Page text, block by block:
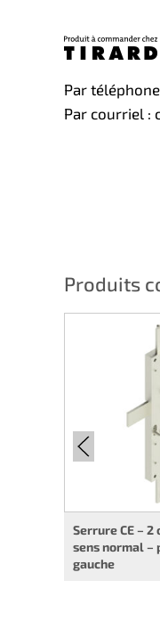
Par
Par courriel :
Produits
Serrure CE – 2
sens normal –
gauche